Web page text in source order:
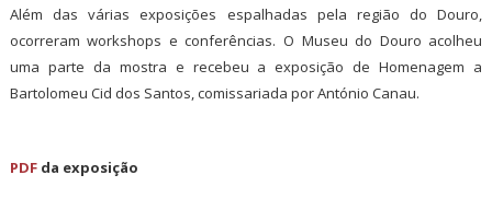
Além das várias exposições espalhadas pela região do Douro,
ocorreram workshops e conferências. O Museu do Douro acolheu
uma parte da mostra e recebeu a exposição de Homenagem a
Bartolomeu Cid dos Santos, comissariada por António Canau.
PDF da exposição